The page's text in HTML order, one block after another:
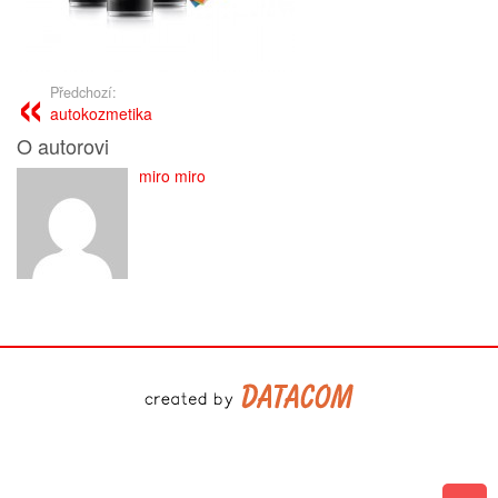
Předchozí:
autokozmetika
O autorovi
miro miro